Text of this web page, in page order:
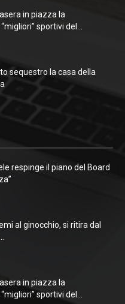
in piazza la
sportivi del...
sequestro la casa della
respinge il piano del Board
al ginocchio, si ritira dal
in piazza la
sportivi del...